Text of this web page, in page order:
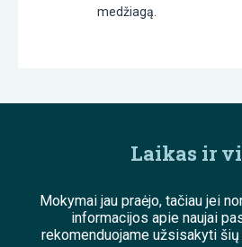
medžiagą.
Laikas ir
Mokymai jau praėjo, tačiau jei
informacijos apie naujai
rekomenduojame užsisakyti